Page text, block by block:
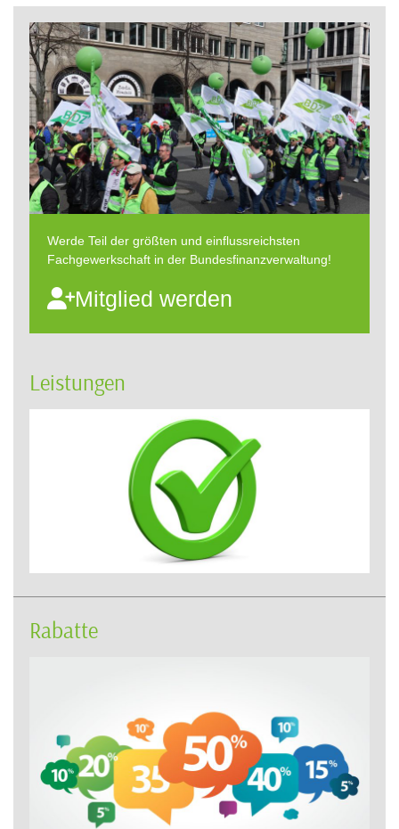
Werde Teil der größten und einflussreichsten
Fachgewerkschaft in der Bundesfinanzverwaltung!
Mitglied werden
Leistungen
Rabatte